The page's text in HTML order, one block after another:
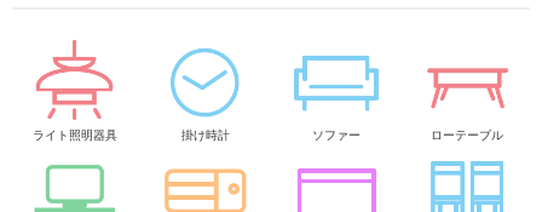
ライト照明器具 掛け時計 ソファー ローテーブル